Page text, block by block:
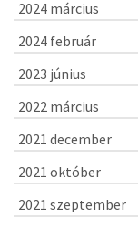
2024 március
2024 február
2023 június
2022 március
2021 december
2021 október
2021 szeptember